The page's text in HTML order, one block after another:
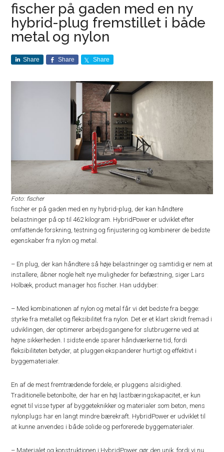
fischer på gaden med en ny
hybrid-plug fremstillet i både
metal og nylon
Share Share Share
Foto: fischer
fischer er på gaden med en ny hybrid-plug, der kan håndtere
belastninger på op til 462 kilogram. HybridPower er udviklet efter
omfattende forskning, testning og finjustering og kombinerer de bedste
egenskaber fra nylon og metal.
– En plug, der kan håndtere så høje belastninger og samtidig er nem at
installere, åbner nogle helt nye muligheder for befæstning, siger Lars
Holbæk, product manager hos fischer. Han uddyber:
– Med kombinationen af nylon og metal får vi det bedste fra begge:
styrke fra metallet og fleksibilitet fra nylon. Det er et klart skridt fremad i
udviklingen, der optimerer arbejdsgangene for slutbrugerne ved at
højne sikkerheden. I sidste ende sparer håndværkerne tid, fordi
fleksibiliteten betyder, at pluggen ekspanderer hurtigt og effektivt i
byggematerialer.
En af de mest fremtrædende fordele, er pluggens alsidighed.
Traditionelle betonbolte, der har en høj lastbæringskapacitet, er kun
egnet til visse typer af byggeteknikker og materialer som beton, mens
nylonplugs har en langt mindre bærekraft. HybridPower er udviklet til
at kunne anvendes i både solide og perforerede byggematerialer.
– Materialet og konstruktionen i HybridPower gør den unik, fordi vi nu